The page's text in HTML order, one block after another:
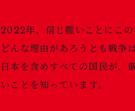
2022年、信じ難いことにこの
どんな理由があろうとも戦争
日本を含めすべての国民が、
いことを知っています。